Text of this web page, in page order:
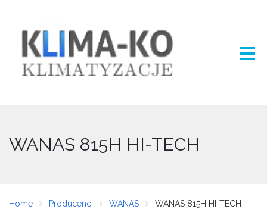
WANAS 815H HI-TECH
Home Producenci WANAS WANAS 815H HI-TECH